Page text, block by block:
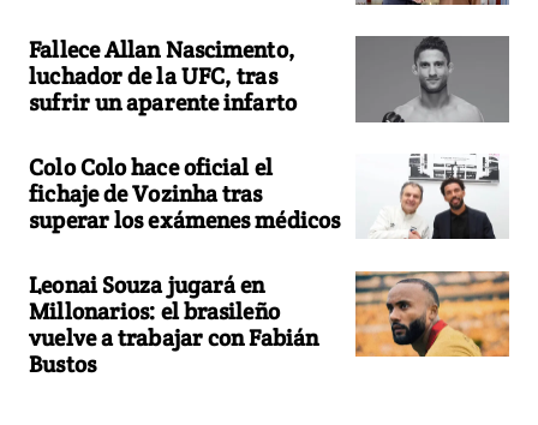
Fallece Allan Nascimento,
luchador de la UFC, tras
sufrir un aparente infarto
Colo Colo hace oficial el
fichaje de Vozinha tras
superar los exámenes médicos
Leonai Souza jugará en
Millonarios: el brasileño
vuelve a trabajar con Fabián
Bustos